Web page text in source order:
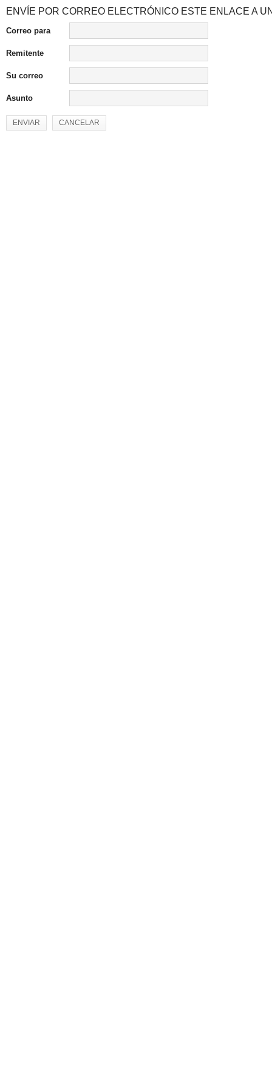
ENVÍE POR CORREO ELECTRÓNICO ESTE ENLACE A
Correo para
Remitente
Su correo
Asunto
ENVIAR CANCELAR